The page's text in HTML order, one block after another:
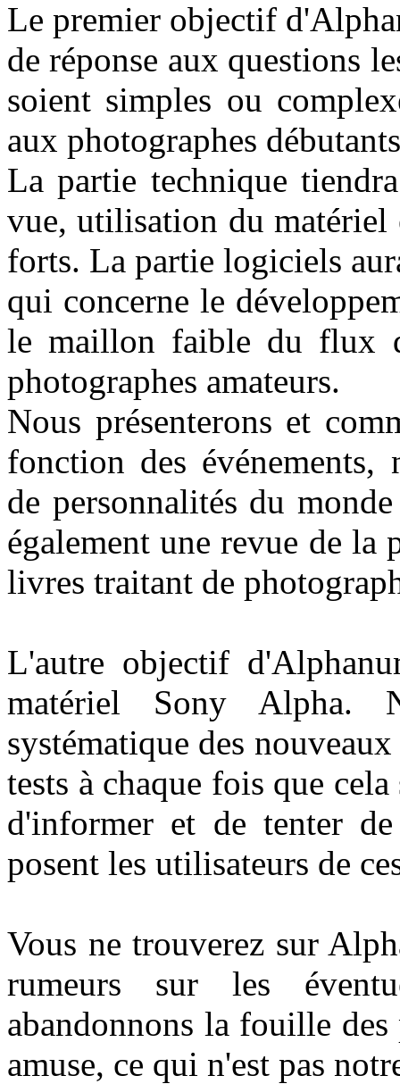
Le premier objectif
de réponse aux questions
soient simples ou
aux photographes
La partie technique
vue, utilisation du matériel
forts. La partie logiciels
qui concerne le
le maillon faible du flux
photographes amateurs.
Nous présenterons et
fonction des événements,
de personnalités du
également une revue de la
livres traitant de
L'autre objectif
matériel Sony Alpha.
systématique des
tests à chaque fois que
d'informer et de tenter
posent les utilisateurs de
Vous ne trouverez sur
rumeurs sur les
abandonnons la fouille
amuse, ce qui n'est pas